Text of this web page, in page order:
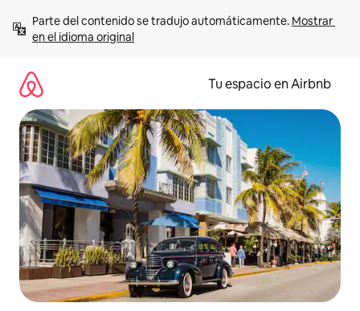
contenido
Parte del contenido se tradujo automáticamente. Mostrar
en el idioma original
Tu espacio en Airbnb